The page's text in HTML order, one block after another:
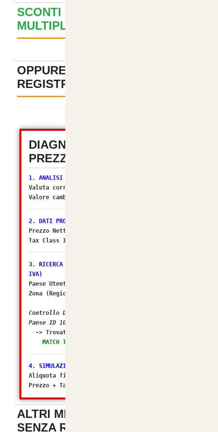
SCONTI PER ACQUISTI
MULTIPLI ? GUARDA QUI
OPPURE PAGA SENZA
REGISTRAZIONE
DIAGNOSTICA TOTALE
PREZZI (OSC 2.2)
1. ANALISI VALUTA
Valuta corrente:
Valore cambio (Multiplier):
2. DATI PRODOTTO
Prezzo Netto DB: 4.9180
Tax Class ID: 2
3. RICERCA ZONA FISCALE (Il sospettato per NO
IVA)
Paese Utente/Store ID: 105
Zona (Regione) ID: 238
Controllo DB: In quali Zone Fiscali rientra il
Paese ID 105?
-> Trovato in Geo Zone ID:
MATCH TROVATO! Tasso configurato: 22.0000%
4. SIMULAZIONE FINALE
Aliquota finale calcolata da osC: 22%
Prezzo + Tasse (Matematico): 5.99996
ALTRI METODI DI PAGAMENTO
SENZA REGISTRAZIONE